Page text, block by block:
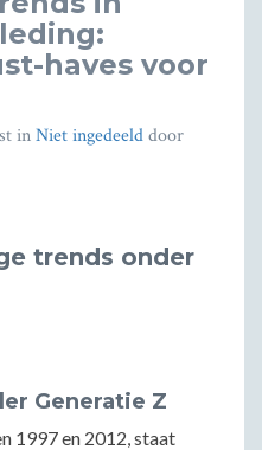
haves voor
inNiet ingedeelddoor
trends onder
Generatie Z
1997 en 2012, staat